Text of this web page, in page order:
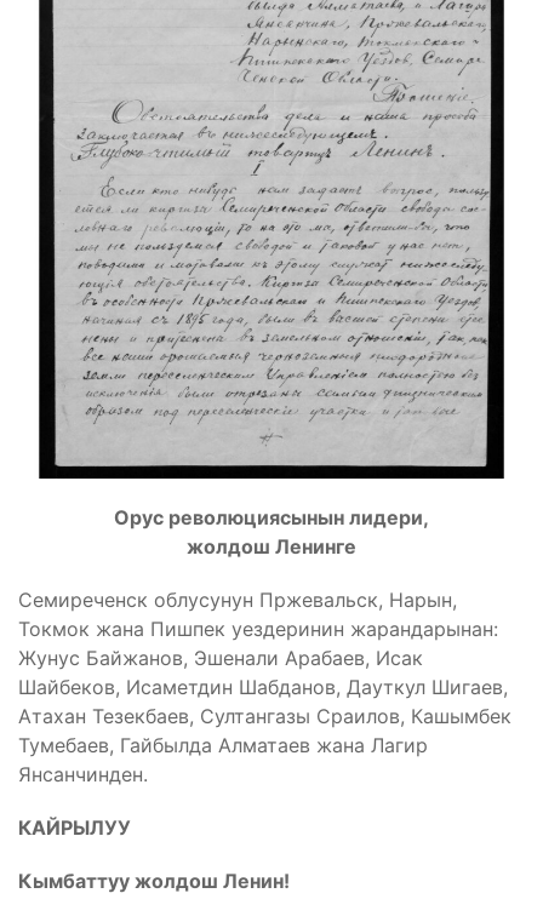
Орус революциясынын лидери,
жолдош Ленинге
Семиреченск облусунун Пржевальск, Нарын,
Токмок жана Пишпек уездеринин жарандарынан:
Жунус Байжанов, Эшенали Арабаев, Исак
Шайбеков, Исаметдин Шабданов, Дауткул Шигаев,
Атахан Тезекбаев, Султангазы Сраилов, Кашымбек
Тумебаев, Гайбылда Алматаев жана Лагир
Янсанчинден.
КАЙРЫЛУУ
Кымбаттуу жолдош Ленин!